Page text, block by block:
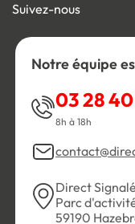
Suivez-nous
Notre équipe
03 28
8h à 18h
Direct
Parc
59190